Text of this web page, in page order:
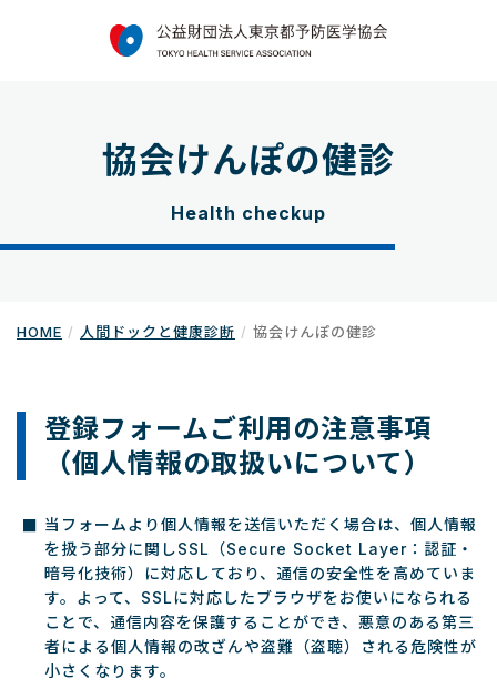
協会けんぽの健診
Health checkup
HOME 人間ドックと健康診断 協会けんぽの健診
登録フォームご利用の注意事項
（個人情報の取扱いについて）
当フォームより個人情報を送信いただく場合は、個人情報
を扱う部分に関しSSL（Secure Socket Layer：認証・
暗号化技術）に対応しており、通信の安全性を高めていま
す。よって、SSLに対応したブラウザをお使いになられる
ことで、通信内容を保護することができ、悪意のある第三
者による個人情報の改ざんや盗難（盗聴）される危険性が
小さくなります。